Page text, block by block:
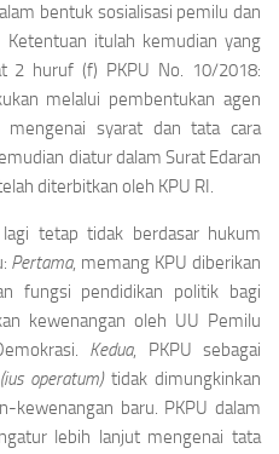
bentuk sosialisasi pemilu dan
itulah kemudian yang
2 huruf (f) PKPU No. 10/2018:
melalui pembentukan agen
mengenai syarat dan tata cara
diatur dalam Surat Edaran
diterbitkan oleh KPU RI.
tetap tidak berdasar hukum
Pertama, memang KPU diberikan
fungsi pendidikan politik bagi
kewenangan oleh UU Pemilu
Kedua, PKPU sebagai
(ius operatum)tidak dimungkinkan
kewenangan baru. PKPU dalam
lebih lanjut mengenai tata